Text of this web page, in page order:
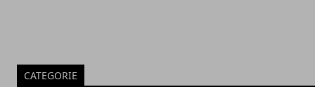
CATEGORIE